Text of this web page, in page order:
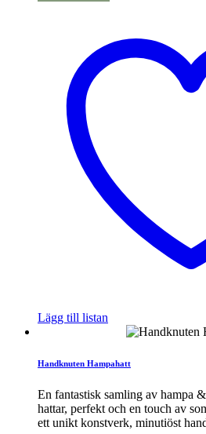
Lägg till listan
Handknuten Hampahatt
En fantastisk samling av hampa
hattar, perfekt och en touch av
ett unikt konstverk, minutiöst